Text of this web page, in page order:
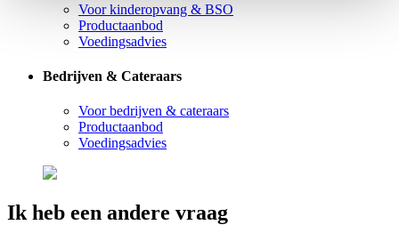
Voor kinderopvang & BSO
Productaanbod
Voedingsadvies
Bedrijven & Cateraars
Voor bedrijven & cateraars
Productaanbod
Voedingsadvies
Ik heb een andere vraag